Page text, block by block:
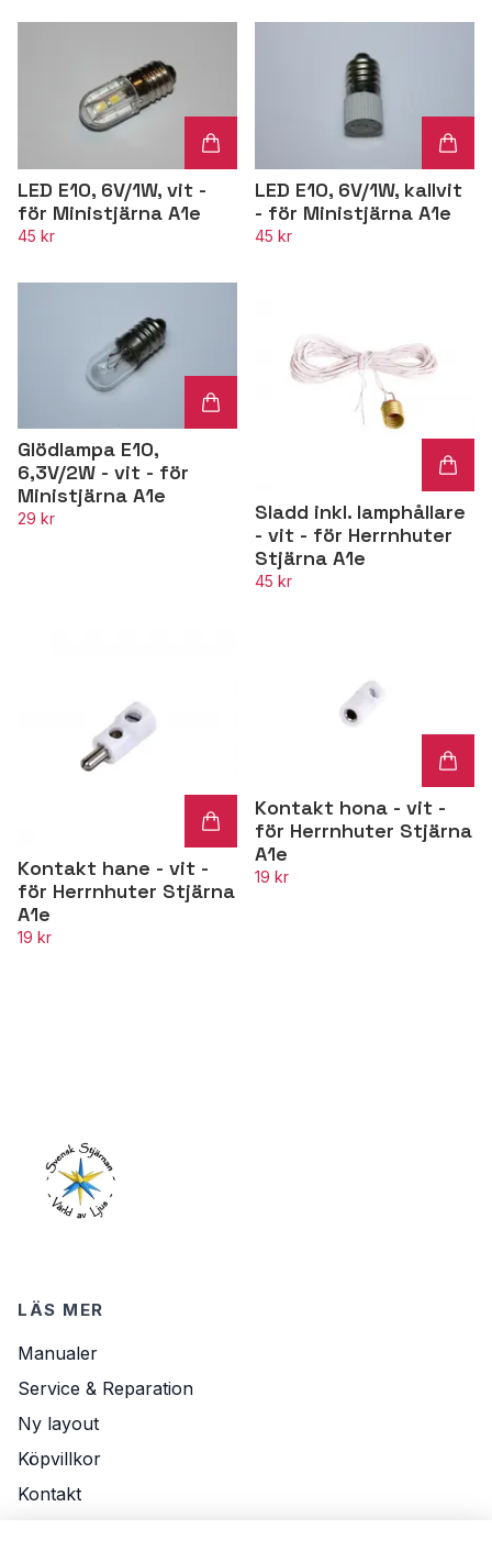
LED E10, 6V/1W, vit -
för Ministjärna A1e
45 kr
LED E10, 6V/1W, kallvit
- för Ministjärna A1e
45 kr
Glödlampa E10,
6,3V/2W - vit - för
Ministjärna A1e
29 kr
Sladd inkl. lamphållare
- vit - för Herrnhuter
Stjärna A1e
45 kr
Kontakt hane - vit -
för Herrnhuter Stjärna
A1e
19 kr
Kontakt hona - vit -
för Herrnhuter Stjärna
A1e
19 kr
LÄS MER
Manualer
Service & Reparation
Ny layout
Köpvillkor
Kontakt